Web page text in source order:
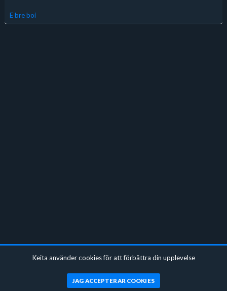
E bre boi
Keita använder cookies för att förbättra din upplevelse
JAG ACCEPTERAR COOKIES